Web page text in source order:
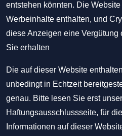
entstehen könnten. Die
Werbeinhalte enthalten, und
diese Anzeigen eine
Sie erhalten
Die auf dieser Website
unbedingt in Echtzeit
genau. Bitte lesen Sie erst
Haftungsausschlussseite, für
Informationen auf dieser